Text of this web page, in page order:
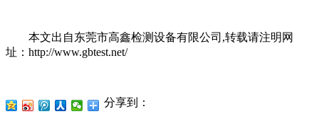
本文出自东莞市高鑫检测设备有限公司 ,转载请注明网
址：http://www.gbtest.net/
分享到：